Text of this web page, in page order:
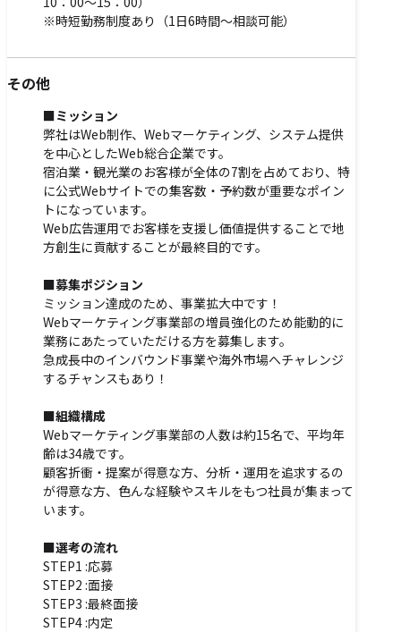
※時短勤務制度あり（1日6時間～相談可能）
その他
■ミッション
弊社はWeb制作、Webマーケティング、システム提供
を中心としたWeb総合企業です。
宿泊業・観光業のお客様が全体の7割を占めており、特
に公式Webサイトでの集客数・予約数が重要なポイン
トになっています。
Web広告運用でお客様を支援し価値提供することで地
方創生に貢献することが最終目的です。
■募集ポジション
ミッション達成のため、事業拡大中です！
Webマーケティング事業部の増員強化のため能動的に
業務にあたっていただける方を募集します。
急成長中のインバウンド事業や海外市場へチャレンジ
するチャンスもあり！
■組織構成
Webマーケティング事業部の人数は約15名で、平均年
齢は34歳です。
顧客折衝・提案が得意な方、分析・運用を追求するの
が得意な方、色んな経験やスキルをもつ社員が集まって
います。
■選考の流れ
STEP1 :応募
STEP2 :面接
STEP3 :最終面接
STEP4 :内定